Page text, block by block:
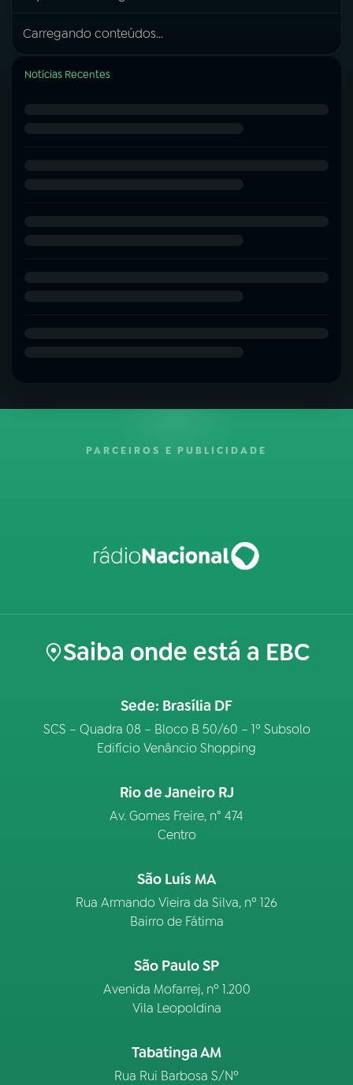
Carregando conteúdos...
Notícias Recentes
PARCEIROS E PUBLICIDADE
Saiba onde está a EBC
Sede: Brasília DF
SCS – Quadra 08 – Bloco B 50/60 – 1º Subsolo
Edifício Venâncio Shopping
Rio de Janeiro RJ
Av. Gomes Freire, n° 474
Centro
São Luís MA
Rua Armando Vieira da Silva, nº 126
Bairro de Fátima
São Paulo SP
Avenida Mofarrej, nº 1.200
Vila Leopoldina
Tabatinga AM
Rua Rui Barbosa S/Nº